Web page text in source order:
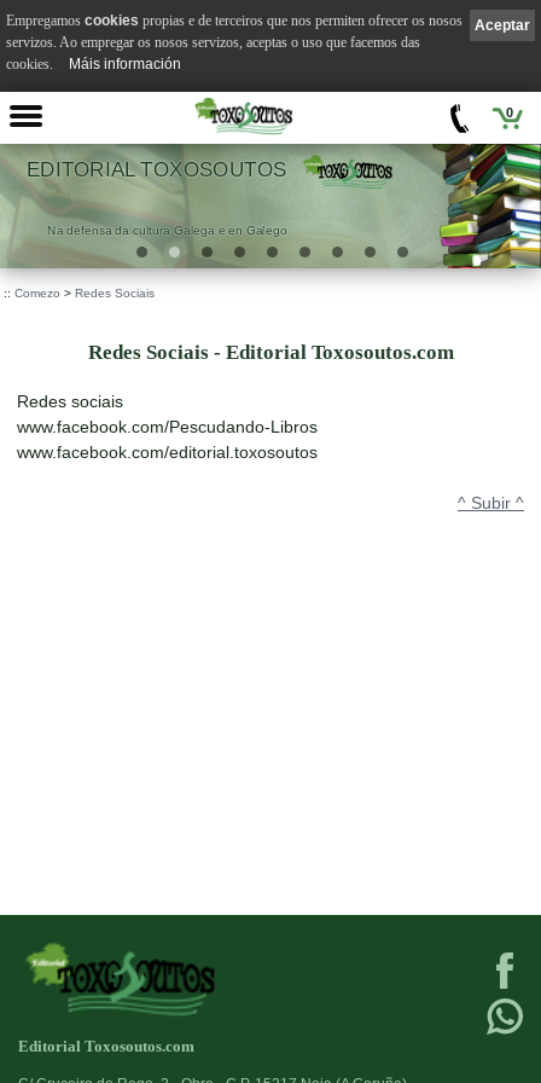
0
EDITORIAL TOXOSOUTOS
Na defensa da cultura Galega e en Galego
:: Comezo > Redes Sociais
Redes Sociais - Editorial Toxosoutos.com
Redes sociais
www.facebook.com/Pescudando-Libros
www.facebook.com/editorial.toxosoutos
^ Subir ^
Editorial Toxosoutos.com
Aceptar
Empregamos cookies propias e de terceiros que nos permiten ofrecer os nosos
servizos. Ao empregar os nosos servizos, aceptas o uso que facemos das
cookies.
Máis información